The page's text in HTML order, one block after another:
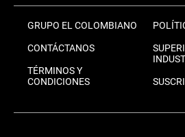
GRUPO EL COLOMBIANO
CONTÁCTANOS
TÉRMINOS Y
CONDICIONES